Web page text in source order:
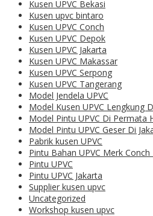
Kusen UPVC Bekasi
Kusen upvc bintaro
Kusen UPVC Conch
Kusen UPVC Depok
Kusen UPVC Jakarta
Kusen UPVC Makassar
Kusen UPVC Serpong
Kusen UPVC Tangerang
Model Jendela UPVC
Model Kusen UPVC Lengkung
Model Pintu UPVC Di Permata
Model Pintu UPVC Geser Di
Pabrik kusen UPVC
Pintu Bahan UPVC Merk
Pintu UPVC
Pintu UPVC Jakarta
Supplier kusen upvc
Uncategorized
Workshop kusen upvc